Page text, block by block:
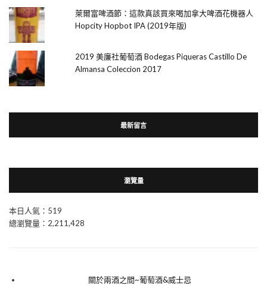
萊爾富啤酒節：這款真該買來喝加拿大啤酒花機器人
Hopcity Hopbot IPA (2019年版)
2019 美廉社葡萄酒 Bodegas Piqueras Castillo De
Almansa Coleccion 2017
最新留言
瀏覽量
本日人氣：519
總瀏覽量：2,211,428
關於兩酒之間~葡萄酒&威士忌